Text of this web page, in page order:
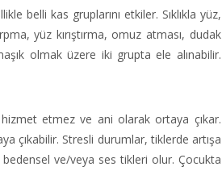
belli kas gruplarını etkiler. Sıklıkla yüz,
yüz kırıştırma, omuz atması, dudak
olmak üzere iki grupta ele alınabilir.
etmez ve ani olarak ortaya çıkar.
çıkabilir. Stresli durumlar, tiklerde artışa
ve/veya ses tikleri olur. Çocukta